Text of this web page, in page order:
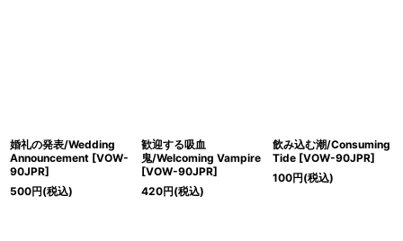
婚礼の発表/Wedding
Announcement [VOW-
90JPR]
500円(税込)
歓迎する吸血
鬼/Welcoming Vampire
[VOW-90JPR]
420円(税込)
飲み込む潮/Consuming
Tide [VOW-90JPR]
100円(税込)